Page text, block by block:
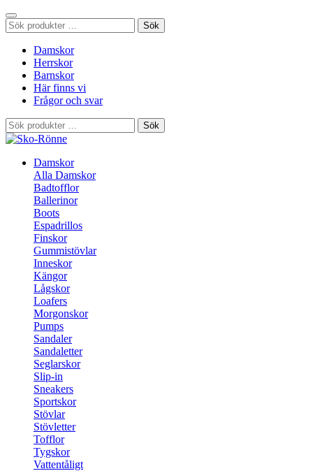
Sök
efter:
Sök
Damskor
Herrskor
Barnskor
Här finns vi
Frågor och svar
Sök
efter:
Sök
Damskor
Alla Damskor
Badtofflor
Ballerinor
Boots
Espadrillos
Finskor
Gummistövlar
Inneskor
Kängor
Lågskor
Loafers
Morgonskor
Pumps
Sandaler
Sandaletter
Seglarskor
Slip-in
Sneakers
Sportskor
Stövlar
Stövletter
Tofflor
Tygskor
Vattentåligt